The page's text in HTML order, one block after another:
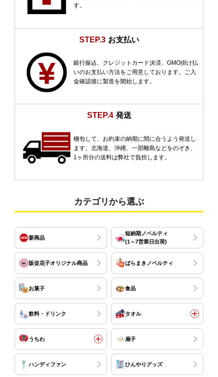
す。
STEP.3 お支払い
銀行振込、クレジットカード決済、GMO掛け払
いのお支払い方法をご用意しております。ご入
金確認後に製造を開始します。
STEP.4 発送
梱包して、お約束の納期に間に合うよう発送し
ます。北海道、沖縄、一部離島などをのぞき、
1ヶ所分の送料は弊社で負担します。
カテゴリから選ぶ
新商品
短納期ノベルティ
(1～7営業日出荷)
販促花子オリジナル商品 ばらまきノベルティ
お菓子 食品
飲料・ドリンク タオル
うちわ 扇子
ハンディファン ひんやりグッズ